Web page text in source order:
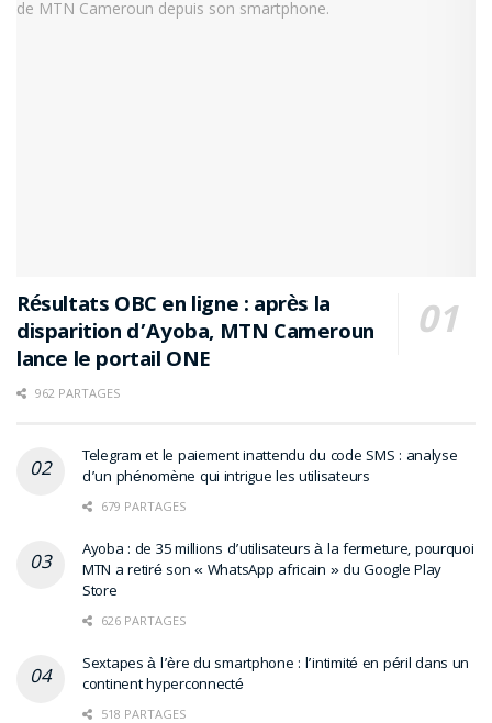
Résultats OBC en ligne : après la
disparition d’Ayoba, MTN Cameroun
lance le portail ONE
962 PARTAGES
Telegram et le paiement inattendu du code SMS : analyse
d’un phénomène qui intrigue les utilisateurs
679 PARTAGES
Ayoba : de 35 millions d’utilisateurs à la fermeture, pourquoi
MTN a retiré son « WhatsApp africain » du Google Play
Store
626 PARTAGES
Sextapes à l’ère du smartphone : l’intimité en péril dans un
continent hyperconnecté
518 PARTAGES